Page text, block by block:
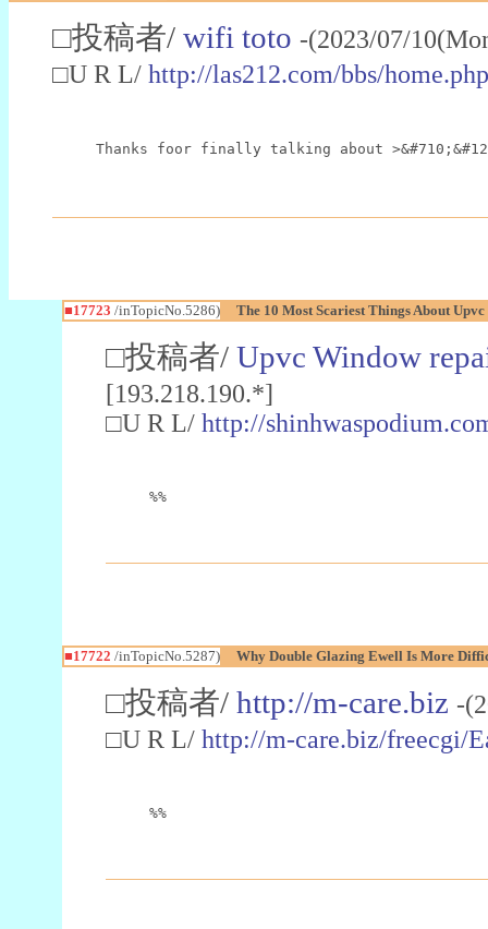
□投稿者/ wifi toto -(2023/07/
□U R L/ http://las212.com/bbs/
Thanks foor finally talking about
■17723 /inTopicNo.5286) The 10 Most Scariest Things About
□投稿者/ Upvc Window
[193.218.190.*]
□U R L/ http://
%%
■17722 /inTopicNo.5287) Why Double Glazing Ewell Is More
□投稿者/ http://m-care.biz -
□U R L/ http://m-care.biz/freecgi/
%%